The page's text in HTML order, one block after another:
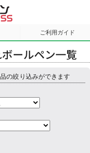
ご利用ガイド
ールペン一覧
の絞り込みができます